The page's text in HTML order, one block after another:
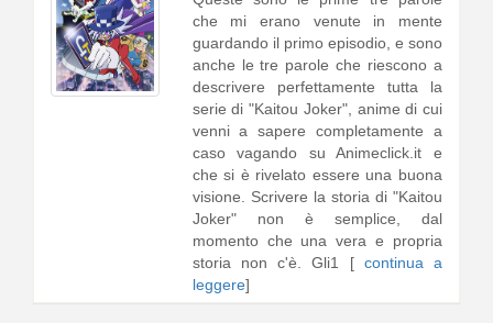
che mi erano venute in mente
guardando il primo episodio, e sono
anche le tre parole che riescono a
descrivere perfettamente tutta la
serie di "Kaitou Joker", anime di cui
venni a sapere completamente a
caso vagando su Animeclick.it e
che si è rivelato essere una buona
visione. Scrivere la storia di "Kaitou
Joker" non è semplice, dal
momento che una vera e propria
storia non c'è. Gli1 [ continua a
leggere]